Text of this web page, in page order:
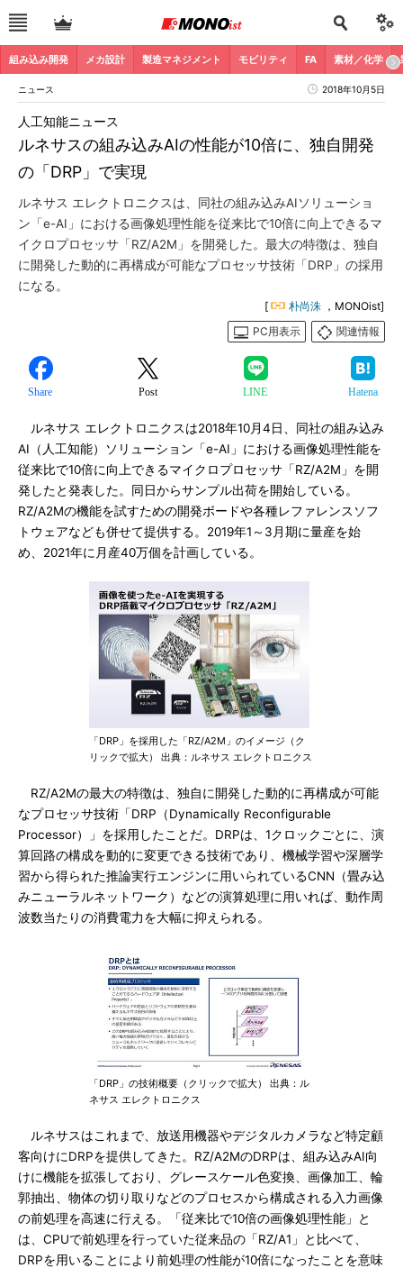
組み込み開発 メカ設計 製造マネジメント モビリティ FA 素材／化学
ニュース 2018年10月5日
ルネサスの組み込みAIの性能が10倍に、独自開発
の「DRP」で実現
人工知能ニュース
ルネサス エレクトロニクスは、同社の組み込みAIソリューショ
ン「e-AI」における画像処理性能を従来比で10倍に向上できるマ
イクロプロセッサ「RZ/A2M」を開発した。最大の特徴は、独自
に開発した動的に再構成が可能なプロセッサ技術「DRP」の採用
になる。
[ 朴尚洙 ，MONOist]
PC用表示
関連情報
Share Post LINE Hatena
ルネサス エレクトロニクスは2018年10月4日、同社の組み込み
AI（人工知能）ソリューション「e-AI」における画像処理性能を
従来比で10倍に向上できるマイクロプロセッサ「RZ/A2M」を開
発したと発表した。同日からサンプル出荷を開始している。
RZ/A2Mの機能を試すための開発ボードや各種レファレンスソフ
トウェアなども併せて提供する。2019年1～3月期に量産を始
め、2021年に月産40万個を計画している。
「DRP」を採用した「RZ/A2M」のイメージ（ク
リックで拡大） 出典：ルネサス エレクトロニクス
RZ/A2Mの最大の特徴は、独自に開発した動的に再構成が可能
なプロセッサ技術「DRP（Dynamically Reconfigurable
Processor）」を採用したことだ。DRPは、1クロックごとに、演
算回路の構成を動的に変更できる技術であり、機械学習や深層学
習から得られた推論実行エンジンに用いられているCNN（畳み込
みニューラルネットワーク）などの演算処理に用いれば、動作周
波数当たりの消費電力を大幅に抑えられる。
「DRP」の技術概要（クリックで拡大） 出典：ル
ネサス エレクトロニクス
ルネサスはこれまで、放送用機器やデジタルカメラなど特定顧
客向けにDRPを提供してきた。RZ/A2MのDRPは、組み込みAI向
けに機能を拡張しており、グレースケール色変換、画像加工、輪
郭抽出、物体の切り取りなどのプロセスから構成される入力画像
の前処理を高速に行える。「従来比で10倍の画像処理性能」と
は、CPUで前処理を行っていた従来品の「RZ/A1」と比べて、
DRPを用いることにより前処理の性能が10倍になったことを意味